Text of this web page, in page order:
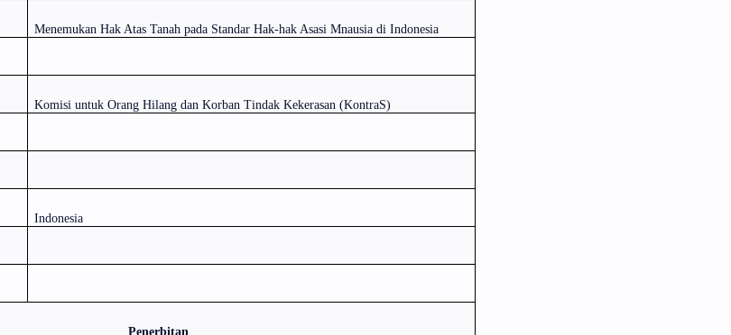
Menemukan Hak Atas Tanah pada Standar Hak-hak Asasi Mnausia di Indonesia
Komisi untuk Orang Hilang dan Korban Tindak Kekerasan (KontraS)
Indonesia
Penerbitan